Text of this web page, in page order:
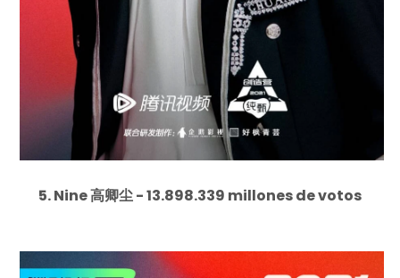
5. Nine 高卿尘 - 13.898.339 millones de votos